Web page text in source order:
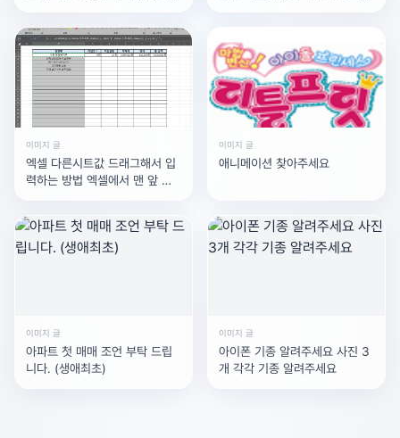
프 무직
이미지 글
엑셀 다른시트값 드래그해서 입
력하는 방법 엑셀에서 맨 앞 시
로 이름이 다릅니다. 드래그
이미지 글
애니메이션 찾아주세요
이미지 글
아파트 첫 매매 조언 부탁 드립
니다. (생애최초)
이미지 글
아이폰 기종 알려주세요 사진 3
개 각각 기종 알려주세요